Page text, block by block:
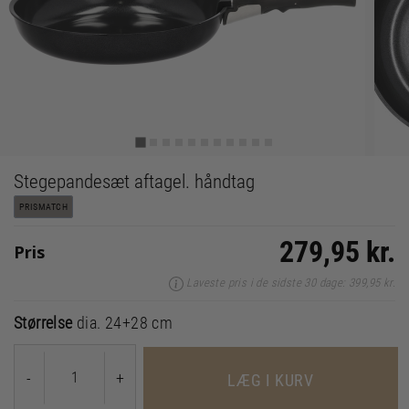
Stegepandesæt aftagel. håndtag
PRISMATCH
Pris 279,95 kr.
Laveste pris i de sidste 30 dage: 399,95 kr.
Størrelse dia. 24+28 cm
- + LÆG I KURV